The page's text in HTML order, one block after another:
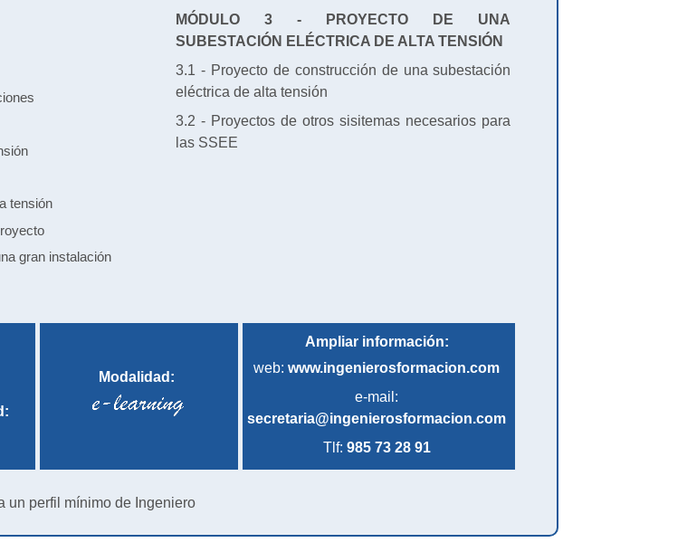
tensión
gran instalación
MÓDULO 3 - PROYECTO DE UNA
SUBESTACIÓN ELÉCTRICA DE ALTA TENSIÓN
3.1 - Proyecto de construcción de una subestación
eléctrica de alta tensión
3.2 - Proyectos de otros sisitemas necesarios para
las SSEE
Modalidad:
Ampliar información:
web:www.ingenierosformacion.com
e-mail:
secretaria@ingenierosformacion.com
Tlf: 985 73 28 91
un perfil mínimo de Ingeniero